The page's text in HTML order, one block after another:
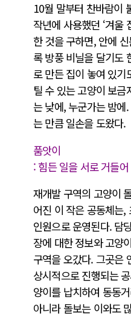
10월 말부터 찬바람이
작년에 사용했던 ‘겨울
한 것을 구하면, 안에
록 방풍 비닐을 달기도
로 만든 집이 놓여 있
틸 수 있는 고양이 보
는 낮에, 누군가는 밤에
는 만큼 일손을 도왔다.
품앗이
: 힘든 일을 서로 거들
재개발 구역의 고양이
어진 이 작은 공동체는
인원으로 운영된다. 담
장에 대한 정보와 고양
구역을 오갔다. 그곳은
상시적으로 진행되는
양이를 납치하여 동동
아니라 돌보는 이와도